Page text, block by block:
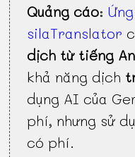
Quảng cáo:
silaTranslator
dịch từ tiếng
khả năng dịch
dụng AI của
phí, nhưng sử
có phí.